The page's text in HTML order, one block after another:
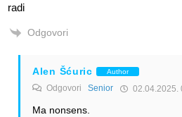
radi
Odgovori
Alen Šćuric Author
Odgovori Senior 02.04.2025.
Ma nonsens.